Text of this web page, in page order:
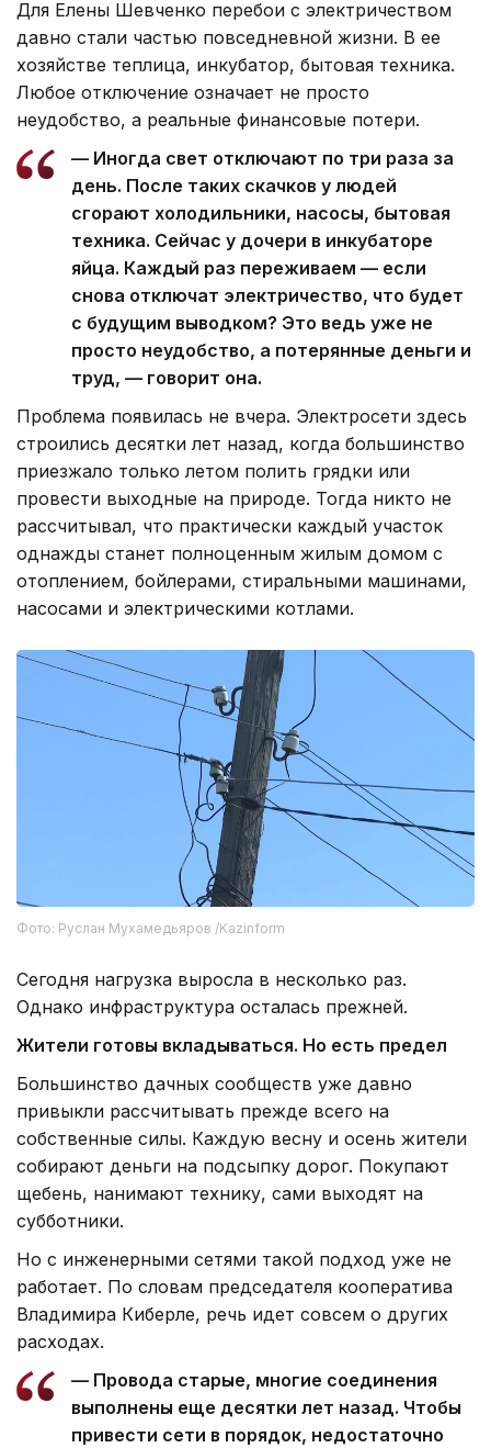
Для Елены Шевченко перебои с электричеством
давно стали частью повседневной жизни. В ее
хозяйстве теплица, инкубатор, бытовая техника.
Любое отключение означает не просто
неудобство, а реальные финансовые потери.
— Иногда свет отключают по три раза за
день. После таких скачков у людей
сгорают холодильники, насосы, бытовая
техника. Сейчас у дочери в инкубаторе
яйца. Каждый раз переживаем — если
снова отключат электричество, что будет
с будущим выводком? Это ведь уже не
просто неудобство, а потерянные деньги и
труд, — говорит она.
Проблема появилась не вчера. Электросети здесь
строились десятки лет назад, когда большинство
приезжало только летом полить грядки или
провести выходные на природе. Тогда никто не
рассчитывал, что практически каждый участок
однажды станет полноценным жилым домом с
отоплением, бойлерами, стиральными машинами,
насосами и электрическими котлами.
Фото: Руслан Мухамедьяров /Kazinform
Сегодня нагрузка выросла в несколько раз.
Однако инфраструктура осталась прежней.
Жители готовы вкладываться. Но есть предел
Большинство дачных сообществ уже давно
привыкли рассчитывать прежде всего на
собственные силы. Каждую весну и осень жители
собирают деньги на подсыпку дорог. Покупают
щебень, нанимают технику, сами выходят на
субботники.
Но с инженерными сетями такой подход уже не
работает. По словам председателя кооператива
Владимира Киберле, речь идет совсем о других
расходах.
— Провода старые, многие соединения
выполнены еще десятки лет назад. Чтобы
привести сети в порядок, недостаточно